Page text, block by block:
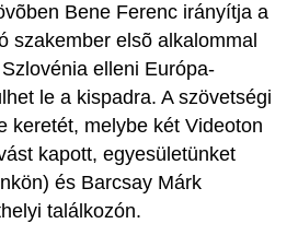
Bene Ferenc irányítja a
szakember elsõ alkalommal
elleni Európa-
le a kispadra. A szövetségi
keretét, melybe két Videoton
kapott, egyesületünket
és Barcsay Márk
találkozón.